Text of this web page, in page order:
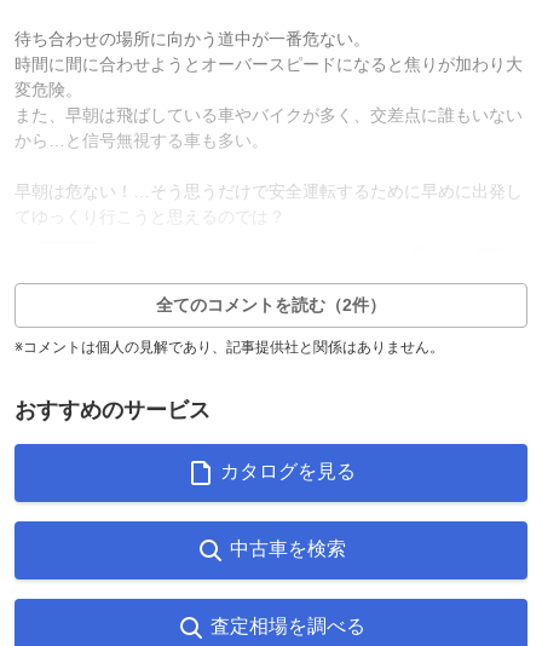
待ち合わせの場所に向かう道中が一番危ない。
時間に間に合わせようとオーバースピードになると焦りが加わり大
変危険。
また、早朝は飛ばしている車やバイクが多く、交差点に誰もいない
から…と信号無視する車も多い。
早朝は危ない！…そう思うだけで安全運転するために早めに出発し
てゆっくり行こうと思えるのでは？
全てのコメントを読む（2件）
※コメントは個人の見解であり、記事提供社と関係はありません。
おすすめのサービス
カタログを見る
中古車を検索
査定相場を調べる